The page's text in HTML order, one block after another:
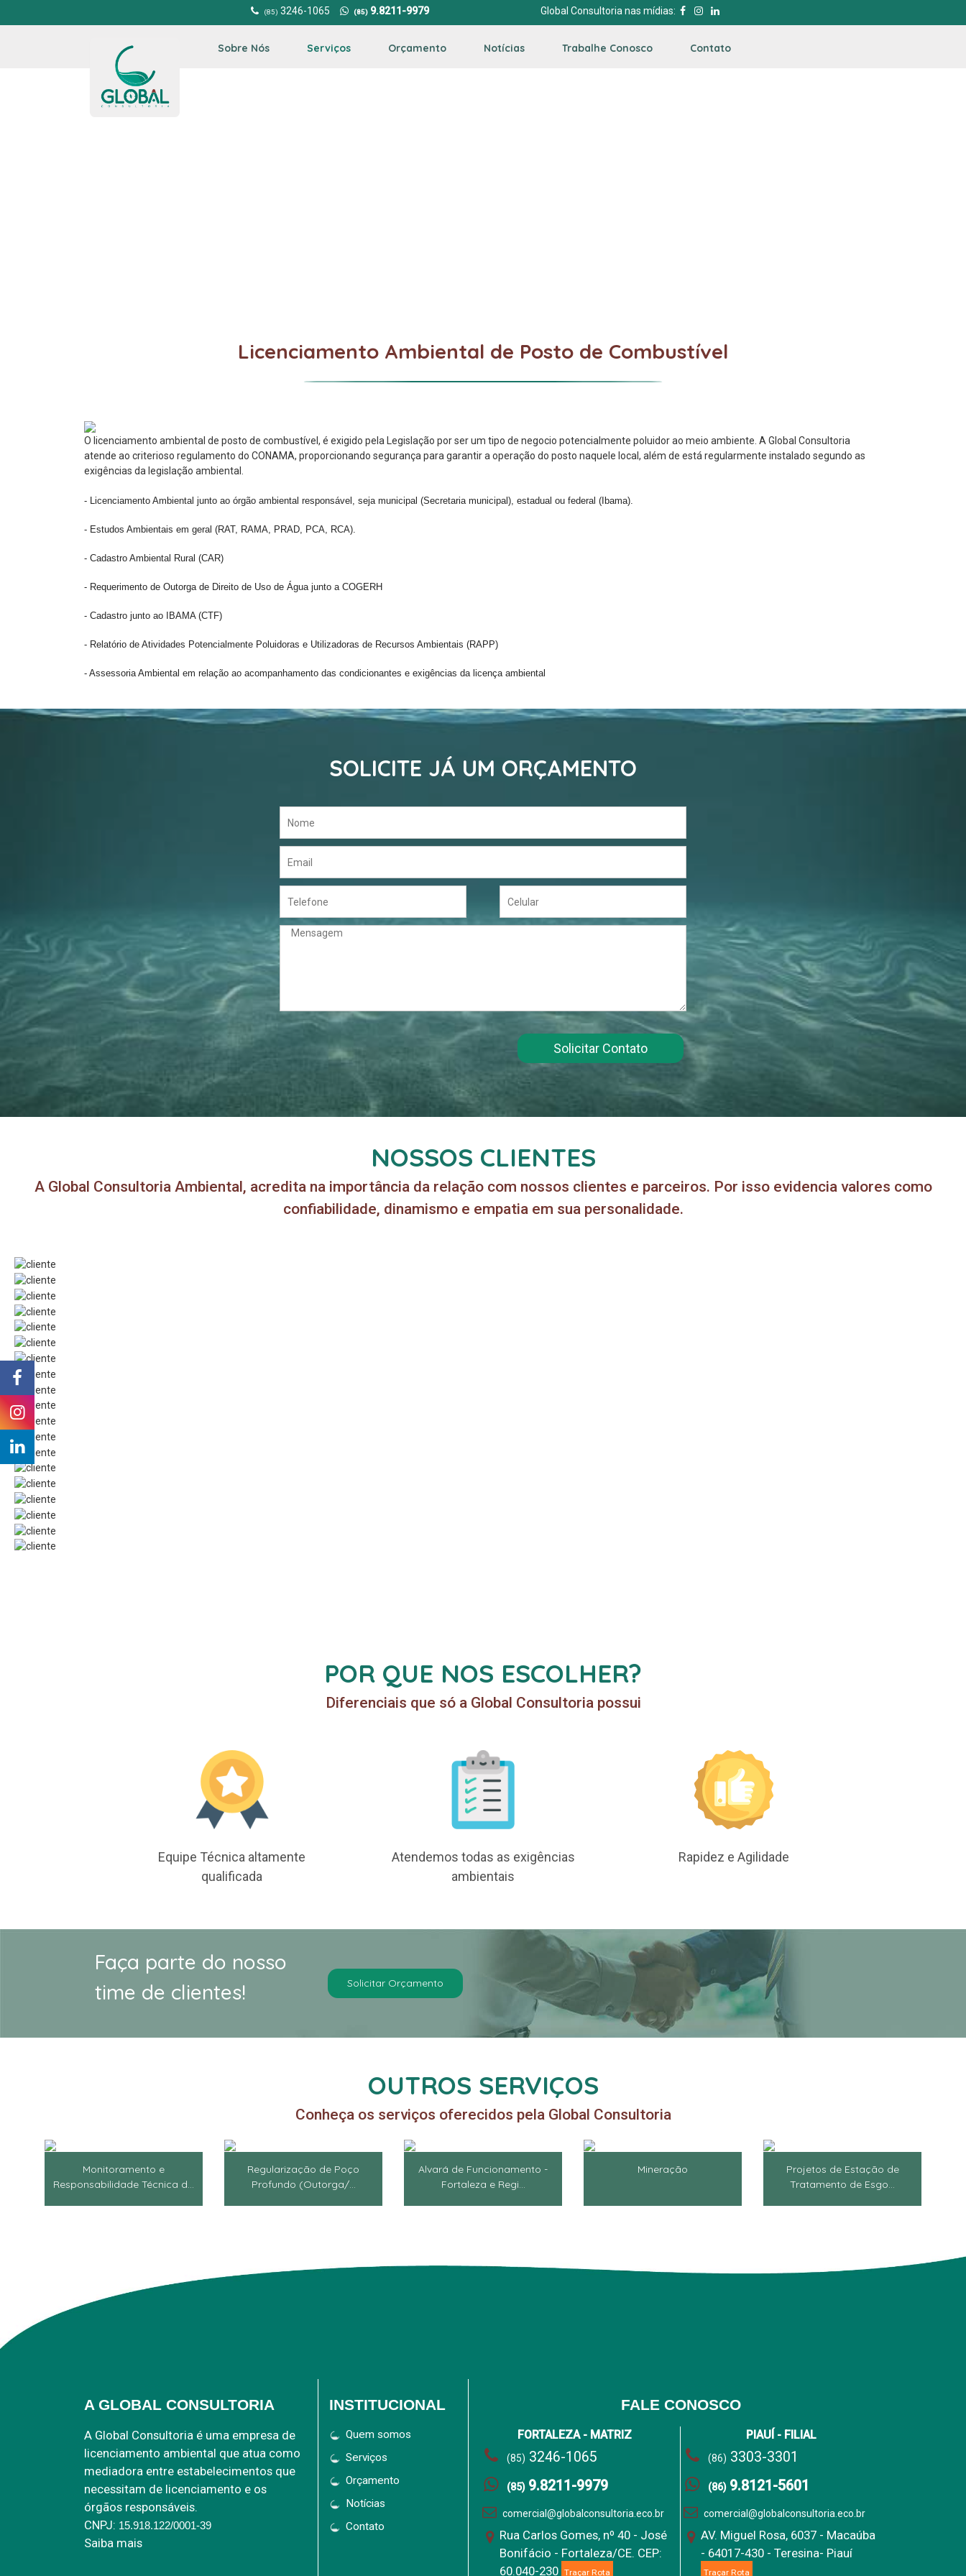
(85) 3246-1065 (85)9.8211-9979 Global Consultoria nas mídias:
Sobre Nós Serviços Orçamento Notícias Trabalhe Conosco Contato
Licenciamento Ambiental de Posto de Combustível
O licenciamento ambiental de posto de combustível, é exigido pela Legislação por ser um tipo de negocio potencialmente poluidor ao meio ambiente. A Global Consultoria
atende ao criterioso regulamento do CONAMA, proporcionando segurança para garantir a operação do posto naquele local, além de está regularmente instalado segundo as
exigências da legislação ambiental.
- Licenciamento Ambiental junto ao órgão ambiental responsável, seja municipal (Secretaria municipal), estadual ou federal (Ibama).
- Estudos Ambientais em geral (RAT, RAMA, PRAD, PCA, RCA).
- Cadastro Ambiental Rural (CAR)
- Requerimento de Outorga de Direito de Uso de Água junto a COGERH
- Cadastro junto ao IBAMA (CTF)
- Relatório de Atividades Potencialmente Poluidoras e Utilizadoras de Recursos Ambientais (RAPP)
- Assessoria Ambiental em relação ao acompanhamento das condicionantes e exigências da licença ambiental
SOLICITE JÁ UM ORÇAMENTO
Solicitar Contato
NOSSOS CLIENTES
A Global Consultoria Ambiental, acredita na importância da relação com nossos clientes e parceiros. Por isso evidencia valores como
confiabilidade, dinamismo e empatia em sua personalidade.
POR QUE NOS ESCOLHER?
Diferenciais que só a Global Consultoria possui
Equipe Técnica altamente
qualificada
Atendemos todas as exigências
ambientais
Rapidez e Agilidade
Faça parte do nosso
time de clientes!
Solicitar Orçamento
OUTROS SERVIÇOS
Conheça os serviços oferecidos pela Global Consultoria
Monitoramento e
Responsabilidade Técnica d...
Regularização de Poço
Profundo (Outorga/...
Alvará de Funcionamento -
Fortaleza e Regi...
Mineração
Projetos de Estação de
Tratamento de Esgo...
A GLOBAL CONSULTORIA
A Global Consultoria é uma empresa de
licenciamento ambiental que atua como
mediadora entre estabelecimentos que
necessitam de licenciamento e os
órgãos responsáveis.
CNPJ: 15.918.122/0001-39
Saiba mais
INSTITUCIONAL
Quem somos
Serviços
Orçamento
Notícias
Contato
FALE CONOSCO
FORTALEZA - MATRIZ
(85) 3246-1065
(85)9.8211-9979
comercial@globalconsultoria.eco.br
Rua Carlos Gomes, nº 40 - José
Bonifácio - Fortaleza/CE. CEP:
60.040-230 Traçar Rota
PIAUÍ - FILIAL
(86) 3303-3301
(86)9.8121-5601
comercial@globalconsultoria.eco.br
AV. Miguel Rosa, 6037 - Macaúba
- 64017-430 - Teresina- Piauí
Traçar Rota